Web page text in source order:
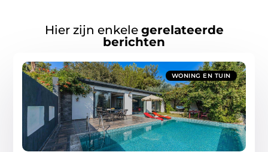
Hier zijn enkele gerelateerde
berichten
WONING EN TUIN